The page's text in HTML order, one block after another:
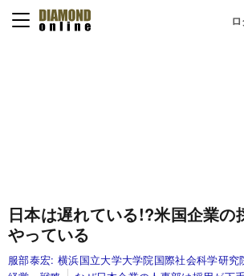
日本は遅れている!?米国企業の
やっている
服部泰宏: 横浜国立大学大学院国際社会科学研究